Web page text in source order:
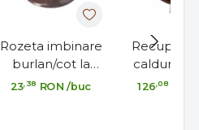
Rozeta imbinare
burlan/cot la
perete
23,38 RON /buc
caldura
maro 120
126,08